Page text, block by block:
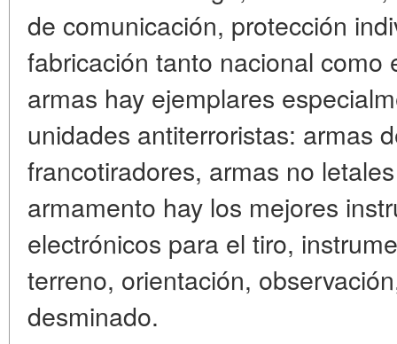
de comunicación, protección
fabricación tanto nacional como
armas hay ejemplares
unidades antiterroristas: armas
francotiradores, armas no
armamento hay los mejores
electrónicos para el tiro,
terreno, orientación,
desminado.